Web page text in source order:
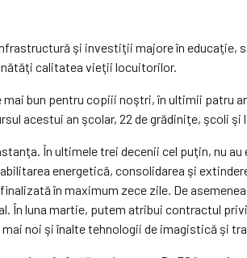
şi investiţii majore în
calitatea vieţii locuitorilor.
bun pentru copiii noştri, în ultimii patru
acestui an şcolar, 22 de grădiniţe, şcoli şi
În ultimele trei decenii cel puţin, nu
energetică, consolidarea şi
în maximum zece zile. De
În luna martie, putem atribui contractul
noi şi înalte tehnologii de imagistică şi